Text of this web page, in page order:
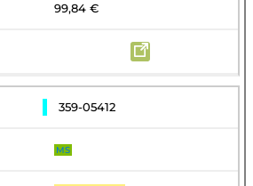
99,84 €
359-05412
MS